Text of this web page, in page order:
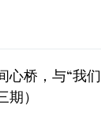
心桥，与“我们
）